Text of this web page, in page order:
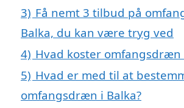
3) Få nemt 3 tilbud på
Balka, du kan være tryg ved
4) Hvad koster omfangsdræn
5) Hvad er med til at
omfangsdræn i Balka?